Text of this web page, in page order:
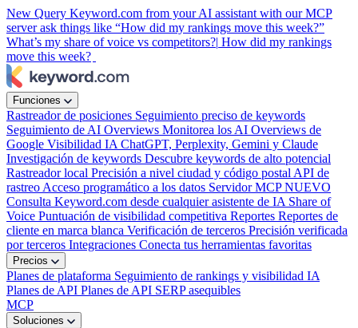
New Query Keyword.com from your AI assistant with our MCP
server ask things like “How did my rankings move this week?”
What’s my share of voice vs competitors?| How did my rankings
move this week?
Funciones
Rastreador de posiciones Seguimiento preciso de keywords
Seguimiento de AI Overviews Monitorea los AI Overviews de
Google Visibilidad IA ChatGPT, Perplexity, Gemini y Claude
Investigación de keywords Descubre keywords de alto potencial
Rastreador local Precisión a nivel ciudad y código postal API de
rastreo Acceso programático a los datos Servidor MCPNUEVO
Consulta Keyword.com desde cualquier asistente de IA Share of
Voice Puntuación de visibilidad competitiva Reportes Reportes de
cliente en marca blanca Verificación de terceros Precisión verificada
por terceros Integraciones Conecta tus herramientas favoritas
Precios
Planes de plataforma Seguimiento de rankings y visibilidad IA
Planes de API Planes de API SERP asequibles
MCP
Soluciones